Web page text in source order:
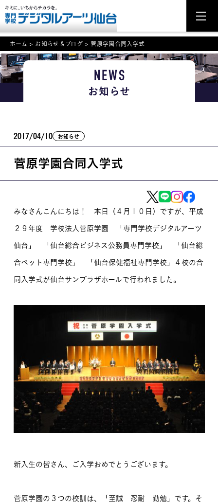
NEWS
学科・専攻案内
学校案内
就職・資格
学びの環境
MOVIE
留学生のみなさま
保護者のみなさま
卒業生のみなさま
お問い合わせ
交通アクセス
学校情報公開
よくある質問
個人情報保護
サイトマップ
ホーム > お知らせ＆ブログ > 菅原学園合同入学式
NEWS
お知らせ
2017/04/10 お知らせ
菅原学園合同入学式
みなさんこんにちは！ 本日（４月１０日）ですが、平成
２９年度 学校法人菅原学園 「専門学校デジタルアーツ
仙台」 「仙台総合ビジネス公務員専門学校」 「仙台総
合ペット専門学校」 「仙台保健福祉専門学校」４校の合
同入学式が仙台サンプラザホールで行われました。
新入生の皆さん、ご入学おめでとうございます。
菅原学園の３つの校訓は、「至誠 忍耐 勤勉」です。そ